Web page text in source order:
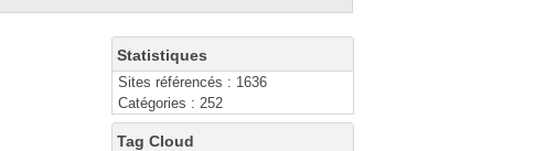
Statistiques
Sites référencés : 1636
Catégories : 252
Tag Cloud